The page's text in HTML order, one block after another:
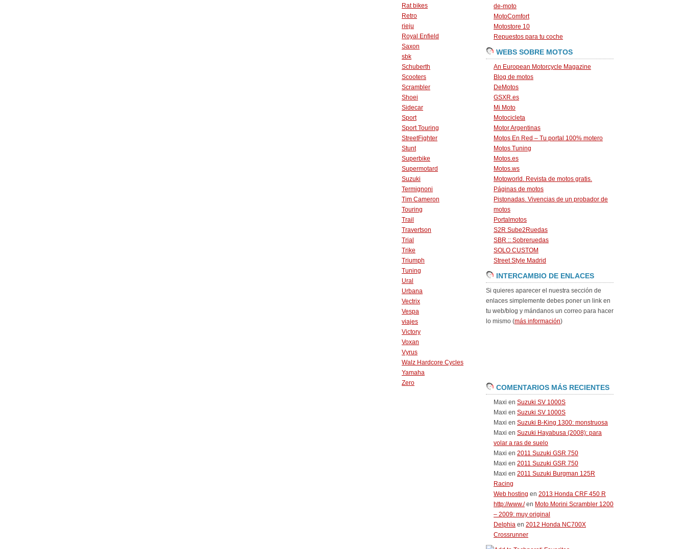
Rat bikes
Retro
rieju
Royal Enfield
Saxon
sbk
Schuberth
Scooters
Scrambler
Shoei
Sidecar
Sport
Sport Touring
StreetFighter
Stunt
Superbike
Supermotard
Suzuki
Termignoni
Tim Cameron
Touring
Trail
Travertson
Trial
Trike
Triumph
Tuning
Ural
Urbana
Vectrix
Vespa
viajes
Victory
Voxan
Vyrus
Walz Hardcore Cycles
Yamaha
Zero
de-moto
MotoComfort
Motostore 10
Repuestos para tu coche
WEBS SOBRE MOTOS
An European Motorcycle Magazine
Blog de motos
DeMotos
GSXR.es
Mi Moto
Motocicleta
Motor Argentinas
Motos En Red – Tu portal 100% motero
Motos Tuning
Motos.es
Motos.ws
Motoworld. Revista de motos gratis.
Páginas de motos
Pistonadas. Vivencias de un probador de
motos
Portalmotos
S2R Sube2Ruedas
SBR :: Sobreruedas
SOLO CUSTOM
Street Style Madrid
INTERCAMBIO DE ENLACES
Si quieres aparecer el nuestra sección de
enlaces simplemente debes poner un link en
tu web/blog y mándanos un correo para hacer
lo mismo (más información)
COMENTARIOS MÁS RECIENTES
Maxi en Suzuki SV 1000S
Maxi en Suzuki SV 1000S
Maxi en Suzuki B-King 1300: monstruosa
Maxi en Suzuki Hayabusa (2008): para
volar a ras de suelo
Maxi en 2011 Suzuki GSR 750
Maxi en 2011 Suzuki GSR 750
Maxi en 2011 Suzuki Burgman 125R
Racing
Web hosting en 2013 Honda CRF 450 R
http://www./en Moto Morini Scrambler 1200
– 2009: muy original
Delphia en 2012 Honda NC700X
Crossrunner